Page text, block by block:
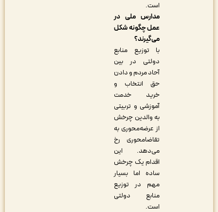
مدارس ملی در
عمل چگونه شکل
می‌گیرند؟
با توزیع منابع
دولتی در بین
آحاد مردم و دادن
حق انتخاب و
خرید خدمت
آموزشی و تربیتی
به والدین چرخش
از عرضه‌محوری به
تقاضامحوری رخ
می‌دهد. این
اقدام یک چرخش
ساده اما بسیار
مهم در توزیع
منابع دولتی